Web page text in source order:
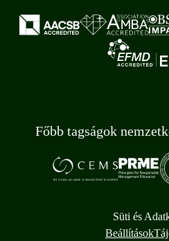
Főbb tagságok
Süti és
Beállítások